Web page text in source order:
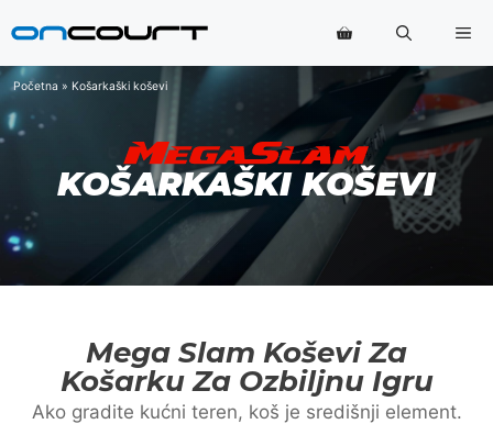
na
Početna » Košarkaški koševi
KOŠARKAŠKI KOŠEVI
Mega Slam Koševi Za
Košarku Za Ozbiljnu Igru
Ako gradite kućni teren, koš je središnji element.